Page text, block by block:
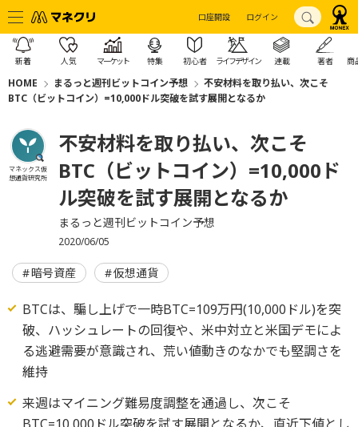
口座開設 ログイン
新着 人気 マーケット 特集 初心者 ライフデザイン 連載 著者 商
HOME まるっと週刊ビットコイン予想
不安材料を取り払い、次こそ
BTC（ビットコイン）=10,000ドル突破を試す展開となるか
マネックス仮
想通貨研究所
不安材料を取り払い、次こそ
BTC（ビットコイン）=10,000ド
ル突破を試す展開となるか
まるっと週刊ビットコイン予想
2020/06/05
暗号資産 仮想通貨
BTCは、騙し上げで一時BTC=109万円(10,000ドル)を突
破、ハッシュレートの回復や、米中対立と米国デモによ
る逃避需要が意識され、荒い値動きのなかでも堅調さを
維持
来週はマイニング難易度調整を通過し、次こそ